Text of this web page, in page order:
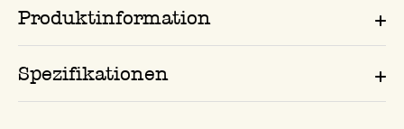
Produktinformation
Spezifikationen